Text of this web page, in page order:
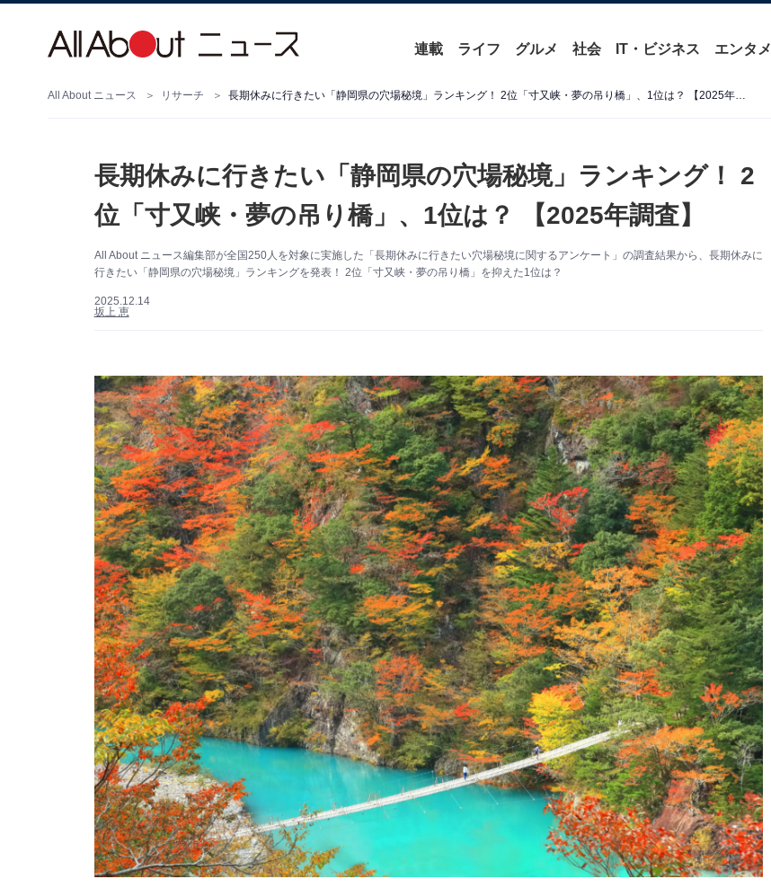
連載 ライフ グルメ 社会 IT・ビジネス エンタメ
All About ニュース リサーチ 長期休みに行きたい「静岡県の穴場秘境」ランキング！ 2位「寸又峡・夢の吊り橋」、1位は？ 【2025年調査】
長期休みに行きたい「静岡県の穴場秘境」ランキング！ 2
位「寸又峡・夢の吊り橋」、1位は？ 【2025年調査】
All About ニュース編集部が全国250人を対象に実施した「長期休みに行きたい穴場秘境に関するアンケート」の調査結果から、長期休みに
行きたい「静岡県の穴場秘境」ランキングを発表！ 2位「寸又峡・夢の吊り橋」を抑えた1位は？
2025.12.14
坂上 恵